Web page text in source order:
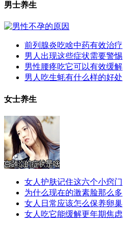
男士养生
前列腺炎吃啥中药有效治疗
男人出现这些症状需要警惕
男性腰疼吃它可以有效缓解
男人吃生蚝有什么样的好处
女士养生
女人护肤记住这六个小窍门
为什么现在的激素脸那么多
女人日常应该怎么保养卵巢
女人吃它能缓解更年期焦虑